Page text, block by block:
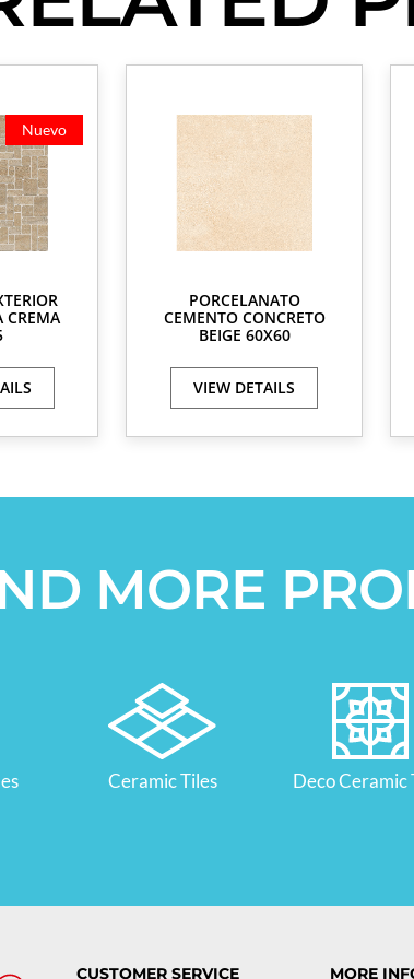
Nuevo
CREMA
PORCELANATO
CEMENTO CONCRETO
BEIGE 60X60
VIEW DETAILS
MORE
Ceramic Tiles
Deco Ceramic
CUSTOMER SERVICE MORE